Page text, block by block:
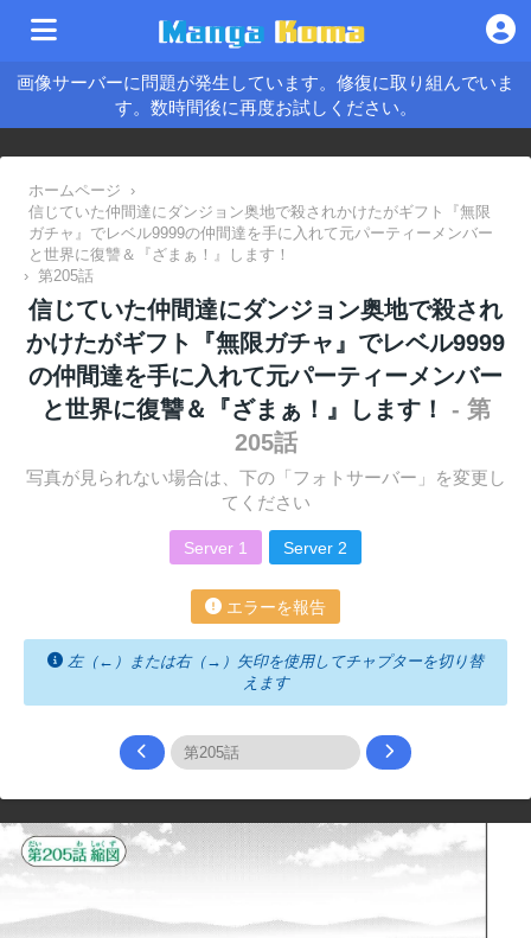
画像サーバーに問題が発生しています。修復に取り組んでいま
す。数時間後に再度お試しください。
ホームページ
›
信じていた仲間達にダンジョン奥地で殺されかけたがギフト『無限
ガチャ』でレベル9999の仲間達を手に入れて元パーティーメンバー
と世界に復讐＆『ざまぁ！』します！
› 第205話
信じていた仲間達にダンジョン奥地で殺され
かけたがギフト『無限ガチャ』でレベル9999
の仲間達を手に入れて元パーティーメンバー
と世界に復讐＆『ざまぁ！』します！ - 第
205話
写真が見られない場合は、下の「フォトサーバー」を変更し
てください
Server 1 Server 2
エラーを報告
左（←）または右（→）矢印を使用してチャプターを切り替
えます